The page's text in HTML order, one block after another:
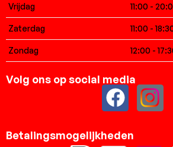
Vrijdag 11:00 -
Zaterdag 11:00 -
Zondag 12:00 -
Volg ons op social media
Betalingsmogelijkheden